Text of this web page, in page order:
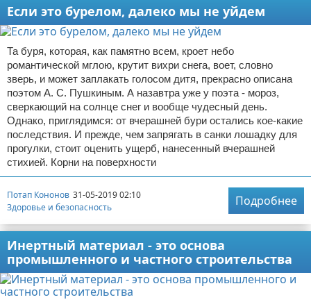
Если это бурелом, далеко мы не уйдем
Та буря, которая, как памятно всем, кроет небо
романтической мглою, крутит вихри снега, воет, словно
зверь, и может заплакать голосом дитя, прекрасно описана
поэтом А. С. Пушкиным. А назавтра уже у поэта - мороз,
сверкающий на солнце снег и вообще чудесный день.
Однако, приглядимся: от вчерашней бури остались кое-какие
последствия. И прежде, чем запрягать в санки лошадку для
прогулки, стоит оценить ущерб, нанесенный вчерашней
стихией. Корни на поверхности
Потап Кононов 31-05-2019 02:10
Здоровье и безопасность
Подробнее
Инертный материал - это основа
промышленного и частного строительства